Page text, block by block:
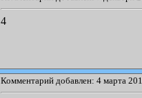
4
Комментарий добавлен: 4 марта